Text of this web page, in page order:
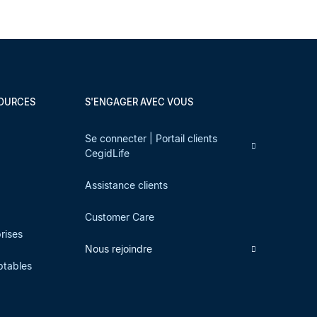
S'ENGAGER AVEC VOUS
Se connecter | Portail clients
CegidLife
Assistance clients
Customer Care
Nous rejoindre